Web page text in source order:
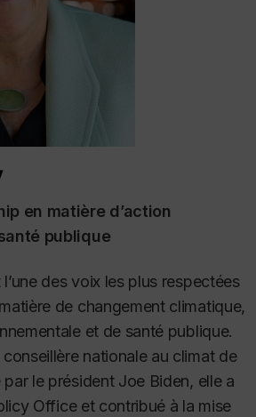
en matière d’action
publique
des voix les plus respectées
de changement climatique,
et de santé publique.
nationale au climat de
le président Joe Biden, elle a
Office et contribué à la mise